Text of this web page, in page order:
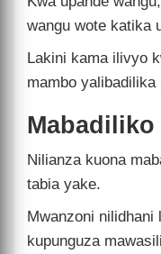
wangu wote katika
Lakini kama ilivyo
mambo yalibadilika
Mabadiliko
Nilianza kuona
tabia yake.
Mwanzoni
kupunguza